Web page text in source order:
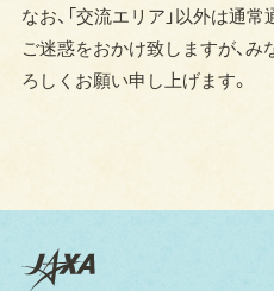
なお、「交流エリア」以外は通
ご迷惑をおかけ致しますが、
ろしくお願い申し上げます。